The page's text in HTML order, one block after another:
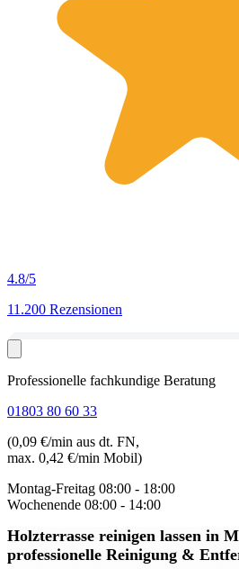
4.8/5
11.200 Rezensionen
Professionelle fachkundige Beratung
01803 80 60 33
(0,09 €/min aus dt. FN,
max. 0,42 €/min Mobil)
Montag-Freitag 08:00 - 18:00
Wochenende 08:00 - 14:00
Holzterrasse reinigen lassen in
professionelle Reinigung &